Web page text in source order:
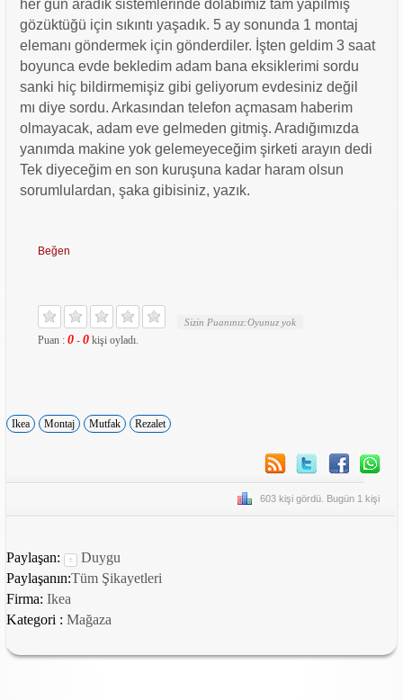
her gün aradık sistemlerinde dolabımız tam yapılmış
gözüktüğü için sıkıntı yaşadık. 5 ay sonunda 1 montaj
elemanı göndermek için gönderdiler. İşten geldim 3 saat
boyunca evde bekledim adam bana eksiklerimi sordu
sanki hiç bildirmemişiz gibi geliyorum evdesiniz değil
mı diye sordu. Arkasından telefon açmasam haberim
olmayacak, adam eve gelmeden gitmiş. Aradığımızda
yanımda makine yok gelemeyeceğim şirketi arayın dedi
Tek diyeceğim en son kuruşuna kadar haram olsun
sorumlulardan, şaka gibisiniz, yazık.
Beğen
Sizin Puanınız:Oyunuz yok
Puan : 0- 0kişi oyladı.
Ikea Montaj Mutfak Rezalet
603 kişi gördü. Bugün 1 kişi
Paylaşan:
Duygu
Paylaşanın:Tüm Şikayetleri
Firma: Ikea
Kategori : Mağaza